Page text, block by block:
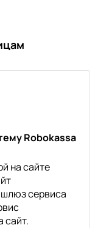
Robokassa
на сайте
сервиса
сайт.